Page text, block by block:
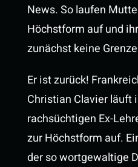
News. So laufen
Höchstform auf und
zunächst keine
Er ist zurück!
Christian Clavier läuft
rachsüchtigen Ex-
zur Höchstform auf.
der so wortgewaltige